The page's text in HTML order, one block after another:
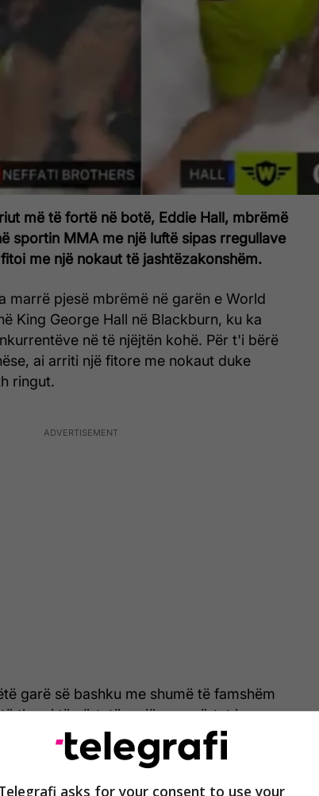
më të fortë në botë, Eddie Hall, mbrëmë
sportin MMA me një luftë sipas rregullave
me një nokaut të jashtëzakonshëm.
marrë pjesë mbrëmë në garën e World
King George Hall në Blackburn, ku ka
në të njëjtën kohë. Për t'i bërë
ai arriti një fitore me nokaut duke
ringut.
garë së bashku me shumë të famshëm
themi të vërtetën, një orar vërtet i
Hall që kryesoi ngjarjen kryesore të
Neffati, të cilët kanë më shumë se
TikTok.
asks for your consent to use your